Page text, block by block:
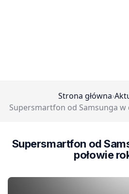
Strona główna›
Supersmartfon od Samsunga w
Supersmartfon od
połowie